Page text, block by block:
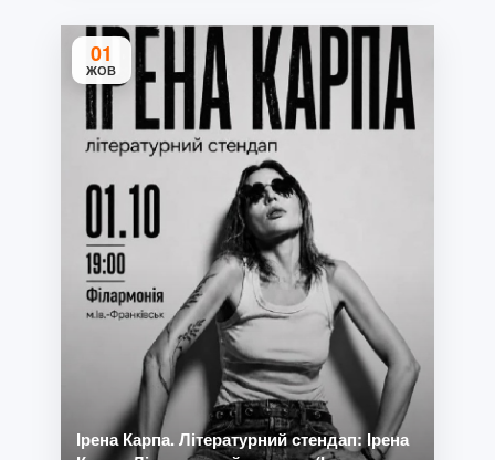
01
ЖОВ
Ірена Карпа. Літературний стендап: Ірена